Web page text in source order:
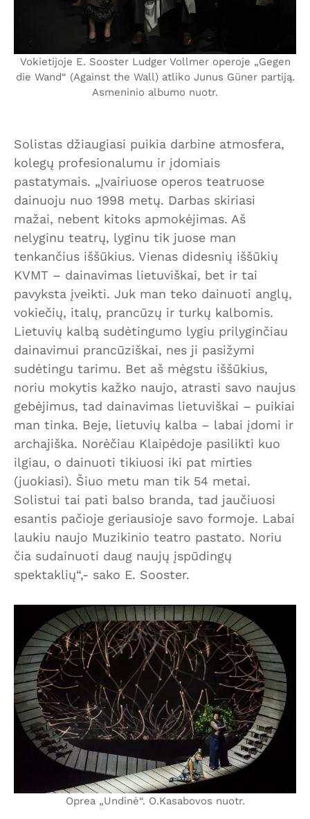
Vokietijoje E. Sooster Ludger Vollmer operoje „Gegen
die Wand“ (Against the Wall) atliko Junus Güner partiją.
Asmeninio albumo nuotr.
Solistas džiaugiasi puikia darbine atmosfera,
kolegų profesionalumu ir įdomiais
pastatymais. „Įvairiuose operos teatruose
dainuoju nuo 1998 metų. Darbas skiriasi
mažai, nebent kitoks apmokėjimas. Aš
nelyginu teatrų, lyginu tik juose man
tenkančius iššūkius. Vienas didesnių iššūkių
KVMT – dainavimas lietuviškai, bet ir tai
pavyksta įveikti. Juk man teko dainuoti anglų,
vokiečių, italų, prancūzų ir turkų kalbomis.
Lietuvių kalbą sudėtingumo lygiu prilyginčiau
dainavimui prancūziškai, nes ji pasižymi
sudėtingu tarimu. Bet aš mėgstu iššūkius,
noriu mokytis kažko naujo, atrasti savo naujus
gebėjimus, tad dainavimas lietuviškai – puikiai
man tinka. Beje, lietuvių kalba – labai įdomi ir
archajiška. Norėčiau Klaipėdoje pasilikti kuo
ilgiau, o dainuoti tikiuosi iki pat mirties
(juokiasi). Šiuo metu man tik 54 metai.
Solistui tai pati balso branda, tad jaučiuosi
esantis pačioje geriausioje savo formoje. Labai
laukiu naujo Muzikinio teatro pastato. Noriu
čia sudainuoti daug naujų įspūdingų
spektaklių“,- sako E. Sooster.
Oprea „Undinė“. O.Kasabovos nuotr.